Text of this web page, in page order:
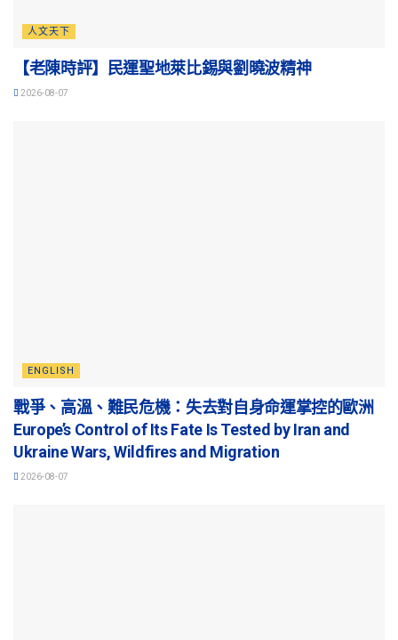
人文天下
【老陳時評】民運聖地萊比錫與劉曉波精神
2026-08-07
ENGLISH
戰爭、高溫、難民危機：失去對自身命運掌控的歐洲
Europe’s Control of Its Fate Is Tested by Iran and
Ukraine Wars, Wildfires and Migration
2026-08-07